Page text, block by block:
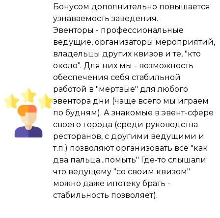
Благодаря Угадайке за 3 года я получил
невероятный организаторский опыт ,
раскачал в себе ведущего ( уже были игры
и мероприятия корпоративного формата ) ,
авто/квартиру/ипотеку не взял , но сделал
ремонт в «трешечке» под 100 квадратов и
заработал на путешествие мечты , а это в
наших реалиях очень и очень неплохо ,
надо сказать что это мой не основной
заработок , а по-настоящему любимое хобби
, я понял смысл фразы «Найди себе дело по
душе и тебе не придётся трудиться ни
одного дня в жизни.»
Дорогой друг ,от себя я пожелал бы тебе -
не боятся и пробовать , но если дела сразу
не пойдут в гору , не унывать и не опускать
Бонусом дополнительно повышается
узнаваемость заведения.
Эвенторы - профессиональные
ведущие, организаторы мероприятий,
владельцы других квизов и те, "кто
около". Для них мы - возможность
обеспечения себя стабильной
работой в "мертвые" для любого
эвентора дни (чаще всего мы играем
по будням). А знакомые в эвент-сфере
своего города (среди руководства
ресторанов, с другими ведущими и
т.п.) позволяют организовать всё "как
два пальца...помыть" Где-то слышали
что ведущему "со своим квизом"
можно даже ипотеку брать -
стабильность позволяет).